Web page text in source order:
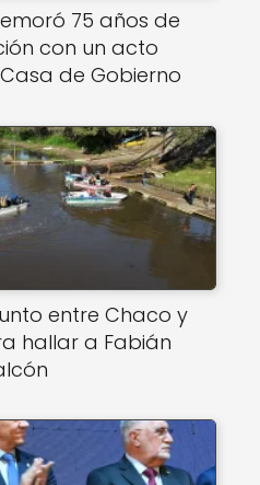
75 años de
con un acto
de Gobierno
entre Chaco y
hallar a Fabián